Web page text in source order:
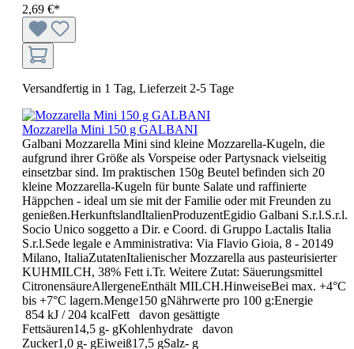
2,69 €*
Versandfertig in 1 Tag, Lieferzeit 2-5 Tage
Mozzarella Mini 150 g GALBANI
Galbani Mozzarella Mini sind kleine Mozzarella-Kugeln, die
aufgrund ihrer Größe als Vorspeise oder Partysnack vielseitig
einsetzbar sind. Im praktischen 150g Beutel befinden sich 20
kleine Mozzarella-Kugeln für bunte Salate und raffinierte
Häppchen - ideal um sie mit der Familie oder mit Freunden zu
genießen.HerkunftslandItalienProduzentEgidio Galbani S.r.l.S.r.l.
Socio Unico soggetto a Dir. e Coord. di Gruppo Lactalis Italia
S.r.l.Sede legale e Amministrativa: Via Flavio Gioia, 8 - 20149
Milano, ItaliaZutatenItalienischer Mozzarella aus pasteurisierter
KUHMILCH, 38% Fett i.Tr. Weitere Zutat: Säuerungsmittel
CitronensäureAllergeneEnthält MILCH.HinweiseBei max. +4°C
bis +7°C lagern.Menge150 gNährwerte pro 100 g:Energie
854 kJ / 204 kcalFett davon gesättigte
Fettsäuren14,5 g- gKohlenhydrate davon
Zucker1,0 g- gEiweiß17,5 gSalz- g